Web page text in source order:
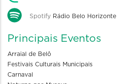
Spotify Rádio Belo Horizonte
Principais Eventos
Arraial de Belô
Festivais Culturais Municipais
Carnaval